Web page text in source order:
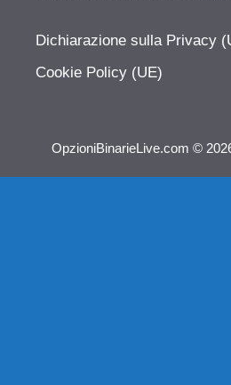
Dichiarazione sulla Privacy
Cookie Policy (UE)
OpzioniBinarieLive.com ©